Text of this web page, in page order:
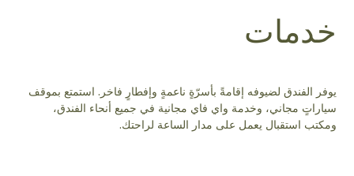
خدمات
يوفر الفندق لضيوفه إقامةً بأسرّةٍ ناعمةٍ وإفطارٍ فاخر. استمتع بموقف
سياراتٍ مجاني، وخدمة واي فاي مجانية في جميع أنحاء الفندق،
ومكتب استقبال يعمل على مدار الساعة لراحتك.